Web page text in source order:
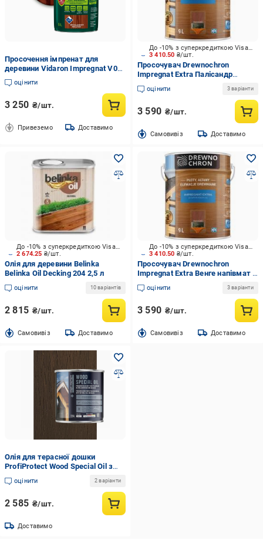
Просочення імпренат для
деревини Vidaron Impregnat V08
9 л Палісандр королівський
оцінити
3 250 ₴/шт.
Привеземо Доставимо
3 410.50 ₴/шт.
До -10% з суперкредиткою Visa Вигода
Просочувач Drewnochron
Impregnat Extra Палісандр
середній напівмат 9 л 9,43 кг
оцінити 3 варіанти
3 590 ₴/шт.
Cамовивіз Доставимо
2 674.25 ₴/шт.
До -10% з суперкредиткою Visa Вигода
Олія для деревини Belinka
Belinka Oil Decking 204 2,5 л
оцінити 10 варіантів
2 815 ₴/шт.
Cамовивіз Доставимо
3 410.50 ₴/шт.
До -10% з суперкредиткою Visa Вигода
Просочувач Drewnochron
Impregnat Extra Венге напівмат 9
л 9,43 кг
оцінити 3 варіанти
3 590 ₴/шт.
Cамовивіз Доставимо
Олія для терасної дошки
ProfiProtect Wood Special Oil з
воском 2,5 л Sepia Braun 75 eiche
(24648125)
оцінити 2 варіанти
2 585 ₴/шт.
Доставимо